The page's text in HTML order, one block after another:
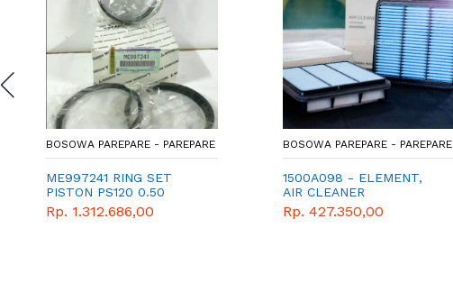
BOSOWA PAREPARE - PAREPARE
ME997241 RING SET
PISTON PS120 0.50
Rp. 1.312.686,00
BOSOWA PAREPARE - PAREPARE
1500A098 - ELEMENT,
AIR CLEANER
(1500A098A) - SARINGA
UDARA - GENUINE
Rp. 427.350,00